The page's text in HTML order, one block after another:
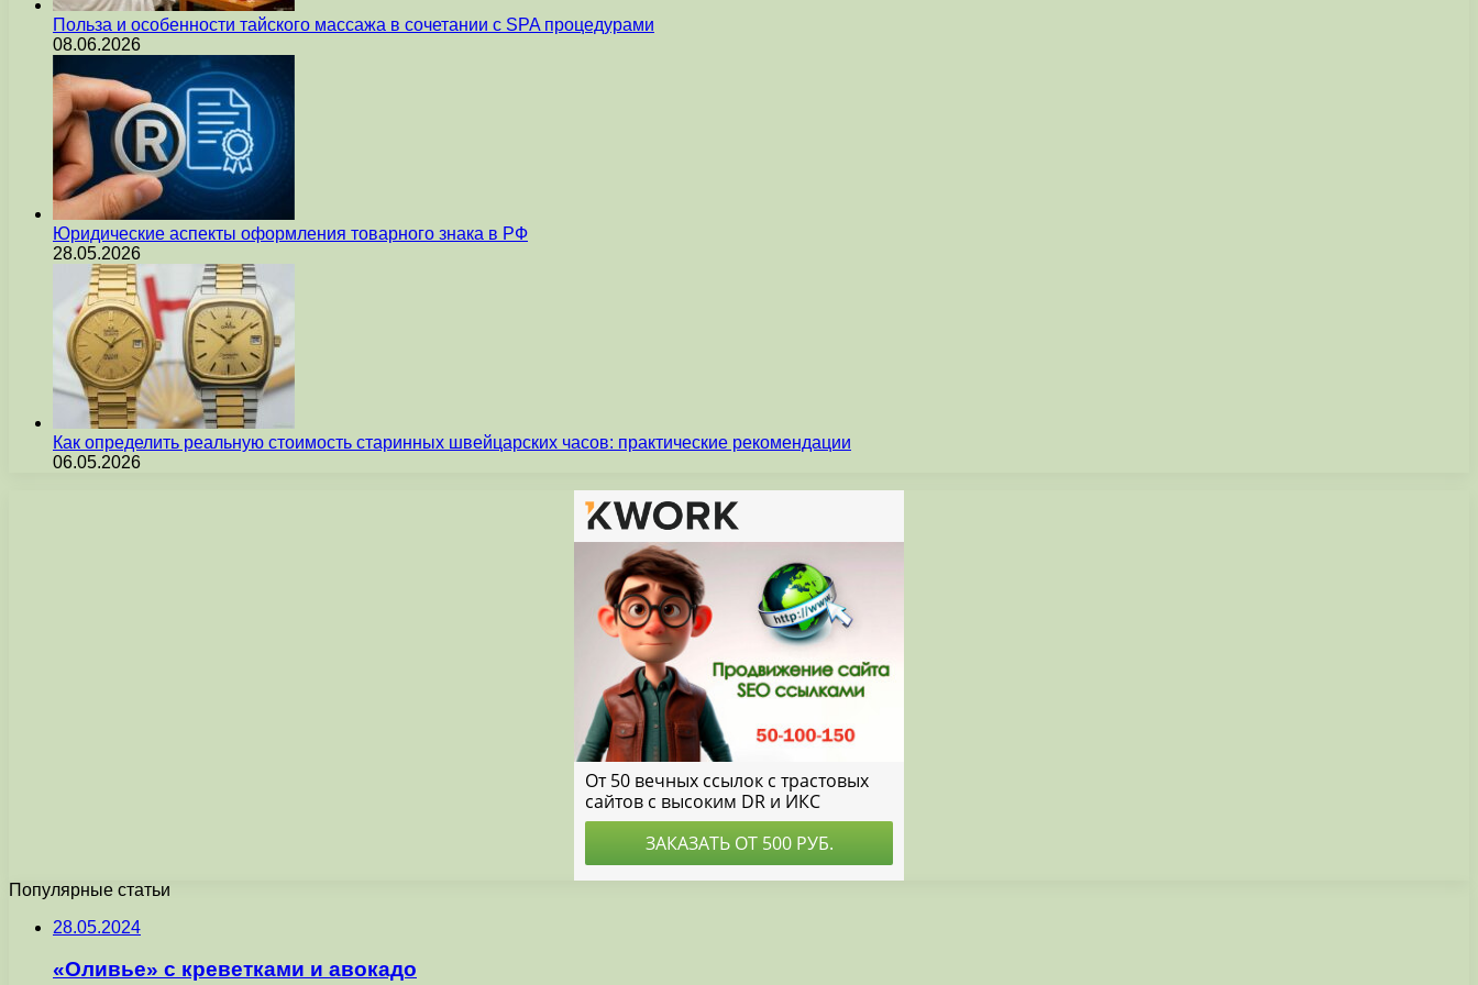
Польза и особенности тайского массажа в сочетании с SPA процедурами
08.06.2026
Юридические аспекты оформления товарного знака в РФ
28.05.2026
Как определить реальную стоимость старинных швейцарских часов: практические рекомендации
06.05.2026
Популярные статьи
28.05.2024
«Оливье» с креветками и авокадо